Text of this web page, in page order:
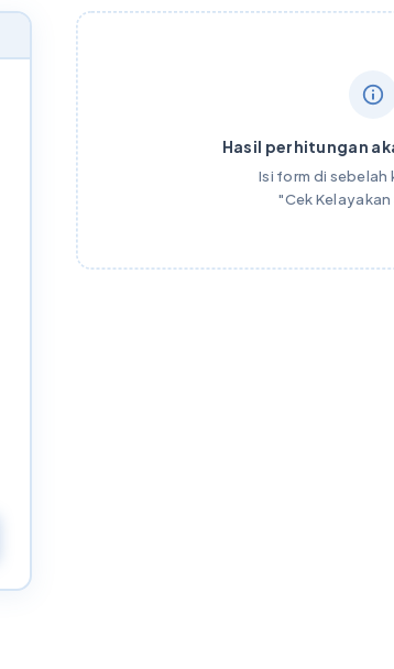
Hasil perhitungan
Isi form di sebelah
"Cek